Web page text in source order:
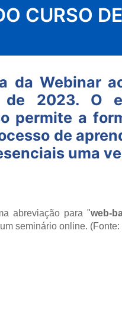
CURSO
da Webinar
de 2023. O
permite a
de
uma
abreviação para "web-
seminário online.